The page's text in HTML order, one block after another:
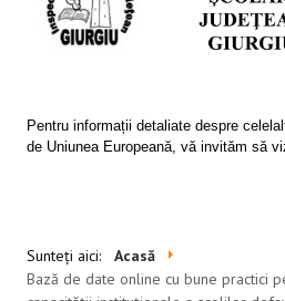
Pentru informații detaliate despre
de Uniunea Europeană, vă invităm să
Sunteți aici:
Acasă
Bază de date online cu bune practici